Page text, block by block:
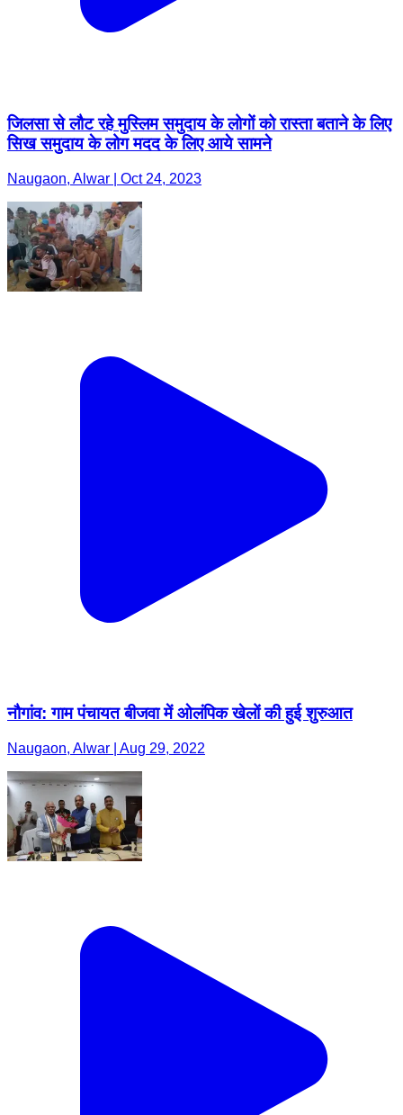
जिलसा से लौट रहे मुस्लिम समुदाय के लोगों को रास्ता बताने के लिए
सिख समुदाय के लोग मदद के लिए आये सामने
Naugaon, Alwar | Oct 24, 2023
नौगांव: गाम पंचायत बीजवा में ओलंपिक खेलों की हुई शुरुआत
Naugaon, Alwar | Aug 29, 2022